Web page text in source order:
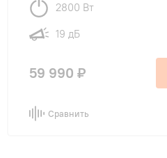
2800 Вт
19 дБ
59 990 ₽
Сравнить